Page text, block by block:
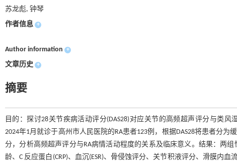
苏龙彪, 钟琴
作者信息 +
Author information +
文章历史 +
摘要
目的：探讨28关节疾病活动评分(DAS28)对应关节的高频超声评分与类
2024年1月就诊于高州市人民医院的RA患者123例，根据DAS28将患者分
分，分析高频超声评分与RA病情活动程度的关系及临床意义。结果：两
龄、C 反应蛋白(CRP)、血沉(ESR)、骨侵蚀评分、关节积液评分、滑膜内